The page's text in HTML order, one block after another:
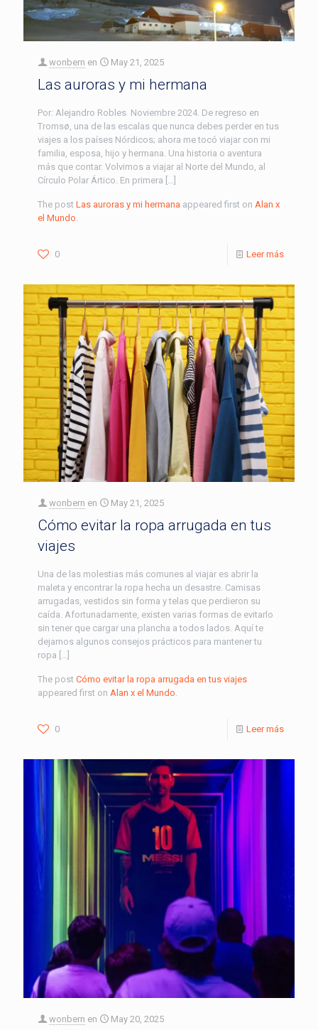
wonbern en May 21, 2025
Las auroras y mi hermana
Por: Alejandro Robles Noviembre 2024. De regreso en
Tromsø, una de las escalas que nunca debes perder en tus
viajes a los países Nórdicos; ahora me tocó viajar con mi
familia, esposa, hijo y hermana. Una historia o aventura
más que contar. Volvimos a viajar al Norte del Mundo, al
Círculo Polar Ártico. En primera […]
The post Las auroras y mi hermana appeared first on Alan x
el Mundo.
0 Leer más
wonbern en May 21, 2025
Cómo evitar la ropa arrugada en tus
viajes
Una de las molestias más comunes al viajar es abrir la
maleta y encontrar la ropa hecha un desastre. Camisas
arrugadas, vestidos sin forma y telas que perdieron su
caída. Afortunadamente, existen varias formas de evitarlo
sin tener que cargar una plancha a todos lados. Aquí te
dejamos algunos consejos prácticos para mantener tu
ropa […]
The post Cómo evitar la ropa arrugada en tus viajes
appeared first on Alan x el Mundo.
0 Leer más
wonbern en May 20, 2025